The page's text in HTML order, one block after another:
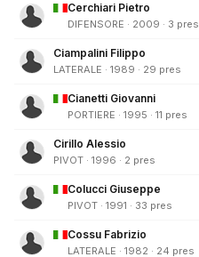
Cerchiari Pietro
DIFENSORE · 2009 · 3 pres
Ciampalini Filippo
LATERALE · 1989 · 29 pres
Cianetti Giovanni
PORTIERE · 1995 · 11 pres
Cirillo Alessio
PIVOT · 1996 · 2 pres
Colucci Giuseppe
PIVOT · 1991 · 33 pres
Cossu Fabrizio
LATERALE · 1982 · 24 pres